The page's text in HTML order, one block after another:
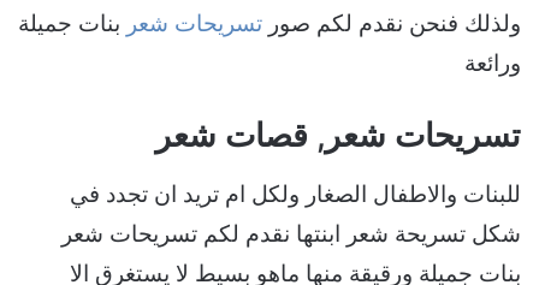
ولذلك فنحن نقدم لكم صور تسريحات شعر بنات جميلة
ورائعة
تسريحات شعر, قصات شعر
للبنات والاطفال الصغار ولكل ام تريد ان تجدد في
شكل تسريحة شعر ابنتها نقدم لكم تسريحات شعر
بنات جميلة ورقيقة منها ماهو بسيط لا يستغرق الا